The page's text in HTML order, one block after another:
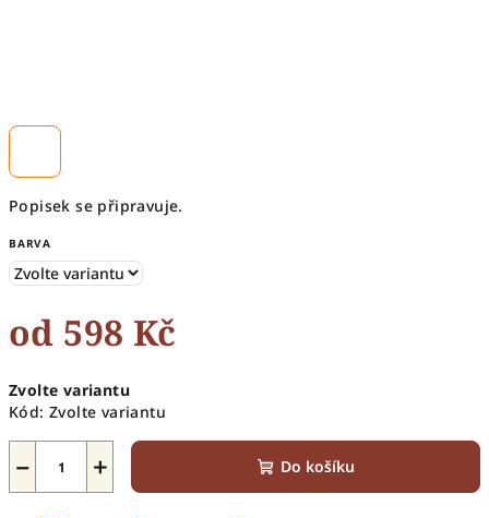
Popisek se připravuje.
BARVA
od 598 Kč
cena:
Zvolte variantu
Kód: Zvolte variantu
+
− Do košíku